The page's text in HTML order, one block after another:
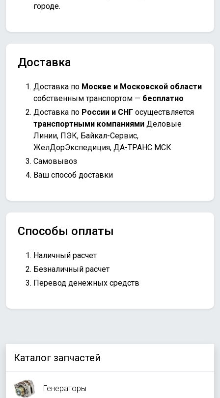
Каталог запчастей
Генераторы
городе.
Доставка
Доставка по Москве и Московской области
собственным транспортом — бесплатно
Доставка по России и СНГ осуществляется
транспортными компаниями Деловые
Линии, ПЭК, Байкал-Сервис,
ЖелДорЭкспедиция, ДА-ТРАНС МСК
Самовывоз
Ваш способ доставки
Способы оплаты
Наличный расчет
Безналичный расчет
Перевод денежных средств